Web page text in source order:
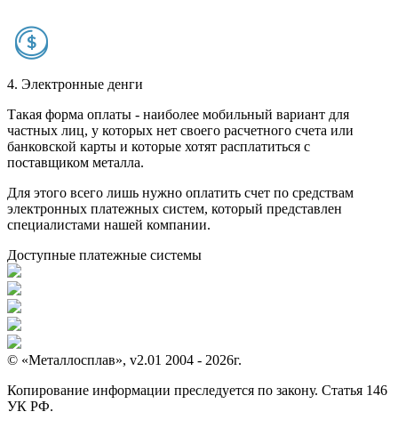
4. Электронные денги
Такая форма оплаты - наиболее мобильный вариант для
частных лиц, у которых нет своего расчетного счета или
банковской карты и которые хотят расплатиться с
поставщиком металла.
Для этого всего лишь нужно оплатить счет по средствам
электронных платежных систем, который представлен
специалистами нашей компании.
Доступные платежные системы
© «Металлосплав», v2.01 2004 - 2026г.
Копирование информации преследуется по закону. Статья 146
УК РФ.